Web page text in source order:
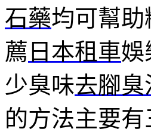
石藥均可幫
薦 日本租車娛
少臭味去腳臭
的方法主要有